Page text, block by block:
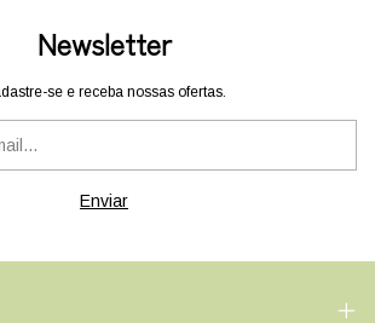
Newsletter
se e receba nossas ofertas.